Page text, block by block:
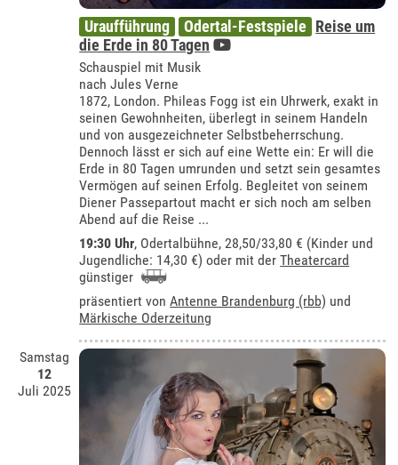
Uraufführung Odertal-Festspiele Reise um
die Erde in 80 Tagen
Schauspiel mit Musik
nach Jules Verne
1872, London. Phileas Fogg ist ein Uhrwerk, exakt in
seinen Gewohnheiten, überlegt in seinem Handeln
und von ausgezeichneter Selbstbeherrschung.
Dennoch lässt er sich auf eine Wette ein: Er will die
Erde in 80 Tagen umrunden und setzt sein gesamtes
Vermögen auf seinen Erfolg. Begleitet von seinem
Diener Passepartout macht er sich noch am selben
Abend auf die Reise ...
19:30 Uhr, Odertalbühne, 28,50/33,80 € (Kinder und
Jugendliche: 14,30 €) oder mit derTheatercard
günstiger
präsentiert vonAntenne Brandenburg (rbb) und
Märkische Oderzeitung
Samstag
12
Juli 2025